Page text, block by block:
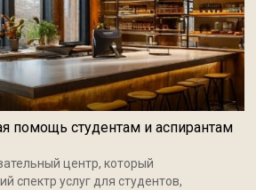
помощь студентам и аспирантам
центр, который
спектр услуг для студентов,